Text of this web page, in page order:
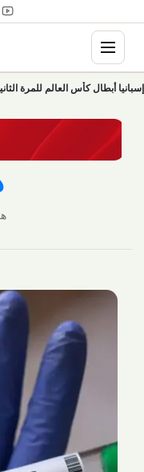
Toggle
إسبانيا أبطال كأس العالم للمرة